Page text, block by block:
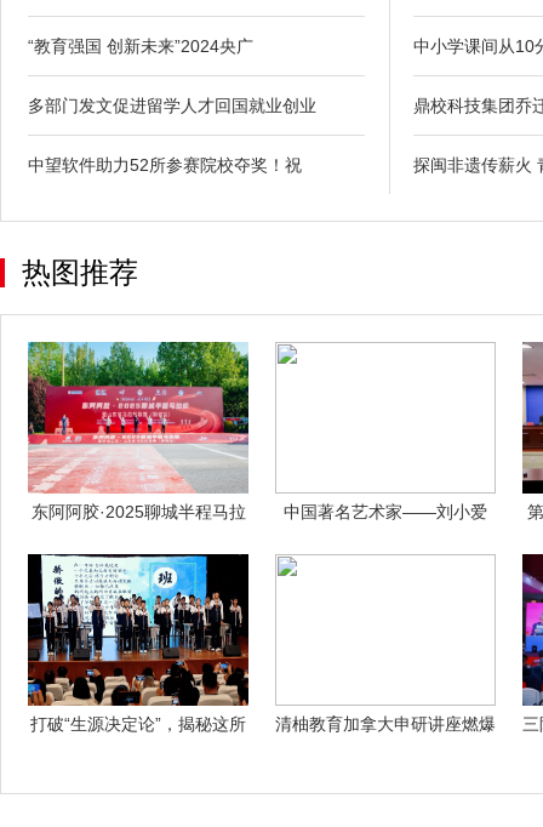
“教育强国 创新未来”2024央广
多部门发文促进留学人才回国就业创业
中望软件助力52所参赛院校夺奖！祝
中小学课间从10
鼎校科技集团乔
探闽非遗传薪火
热图推荐
东阿阿胶·2025聊城半程马拉
中国著名艺术家——刘小爱
打破“生源决定论”，揭秘这所
清柚教育加拿大申研讲座燃爆